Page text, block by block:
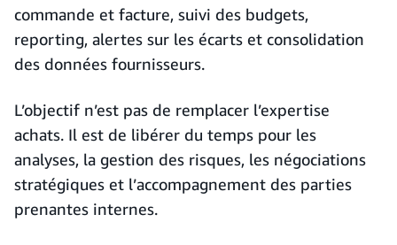
commande et facture, suivi des budgets,
reporting, alertes sur les écarts et consolidation
des données fournisseurs.
L’objectif n’est pas de remplacer l’expertise
achats. Il est de libérer du temps pour les
analyses, la gestion des risques, les négociations
stratégiques et l’accompagnement des parties
prenantes internes.